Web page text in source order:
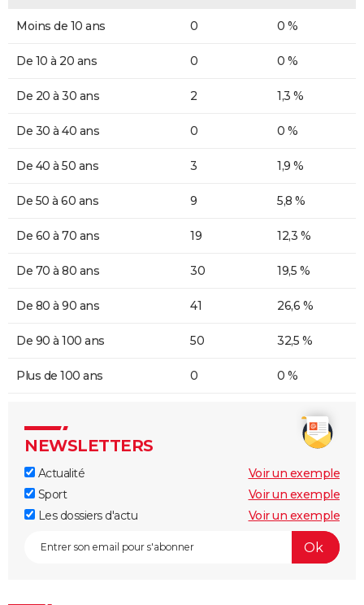
Moins de 10 ans 0 0 %
De 10 à 20 ans 0 0 %
De 20 à 30 ans 2 1,3 %
De 30 à 40 ans 0 0 %
De 40 à 50 ans 3 1,9 %
De 50 à 60 ans 9 5,8 %
De 60 à 70 ans 19 12,3 %
De 70 à 80 ans 30 19,5 %
De 80 à 90 ans 41 26,6 %
De 90 à 100 ans 50 32,5 %
Plus de 100 ans 0 0 %
NEWSLETTERS
Actualité
Voir un exemple
Sport
Voir un exemple
Les dossiers d'actu
Voir un exemple